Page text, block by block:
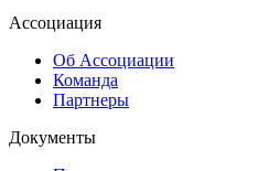
Ассоциация
Об Ассоциации
Команда
Партнеры
Документы